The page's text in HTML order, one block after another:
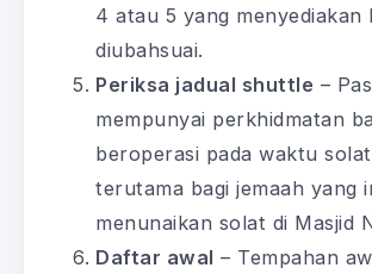
4 atau 5 yang menyediakan
diubahsuai.
Periksa jadual shuttle –
mempunyai perkhidmatan
beroperasi pada waktu
terutama bagi jemaah yang
menunaikan solat di Masjid
Daftar awal – Tempahan